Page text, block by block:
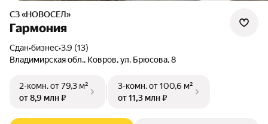
СЗ «НОВОСЕЛ»
Гармония
Сдан•бизнес•3.9 (13)
Владимирская обл., Ковров, ул. Брюсова, 8
2-комн.от 79,3 м²
от 8,9 млн ₽
3-комн.от 100,6 м²
от 11,3 млн ₽